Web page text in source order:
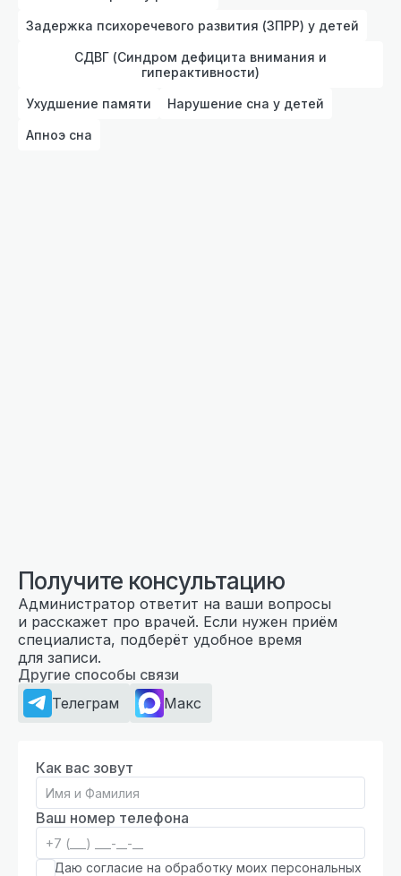
Задержка психоречевого развития (ЗПРР) у детей
СДВГ (Синдром дефицита внимания и
гиперактивности)
Ухудшение памяти Нарушение сна у детей
Апноэ сна
Получите консультацию
Администратор ответит на ваши вопросы
и расскажет про врачей. Если нужен приём
специалиста, подберёт удобное время
для записи.
Другие способы связи
Телеграм
Макс
Как вас зовут
Ваш номер телефона
Даю согласие на обработку моих персональных